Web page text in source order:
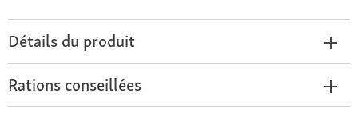
Détails du produit
Rations conseillées